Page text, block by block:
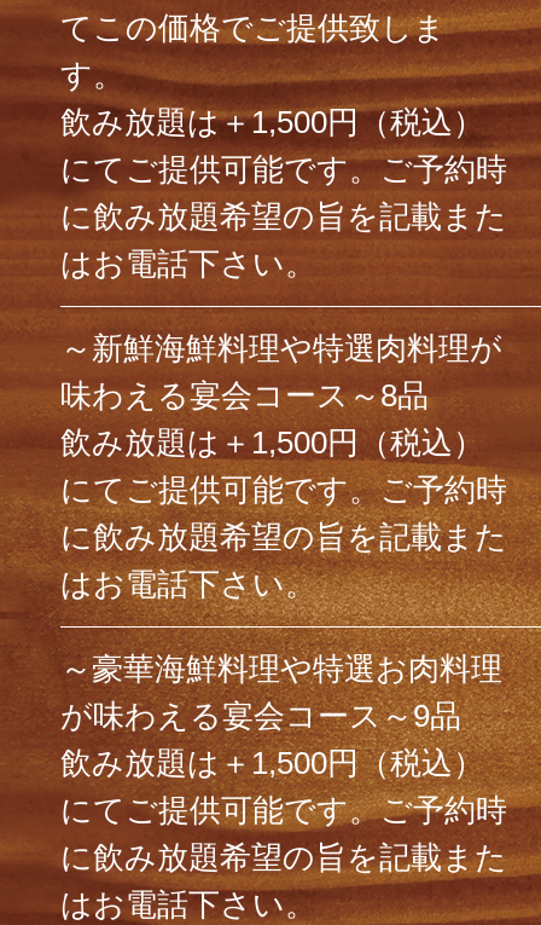
てこの価格でご提供致しま
す。
飲み放題は＋1,500円（税込）
にてご提供可能です。ご予約時
に飲み放題希望の旨を記載また
はお電話下さい。
～新鮮海鮮料理や特選肉料理が
味わえる宴会コース～8品
飲み放題は＋1,500円（税込）
にてご提供可能です。ご予約時
に飲み放題希望の旨を記載また
はお電話下さい。
～豪華海鮮料理や特選お肉料理
が味わえる宴会コース～9品
飲み放題は＋1,500円（税込）
にてご提供可能です。ご予約時
に飲み放題希望の旨を記載また
はお電話下さい。